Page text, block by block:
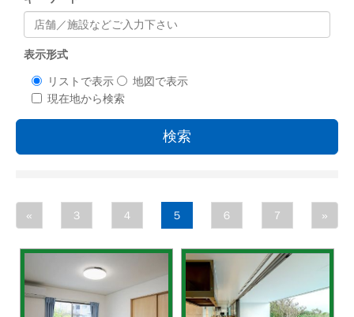
表示形式
リストで表示
地図で表示
現在地から検索
検索
« ３ ４ ５ ６ ７ »